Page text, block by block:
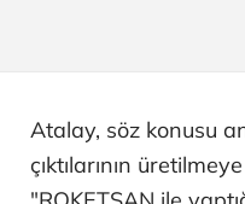
Atalay, söz konusu
çıktılarının